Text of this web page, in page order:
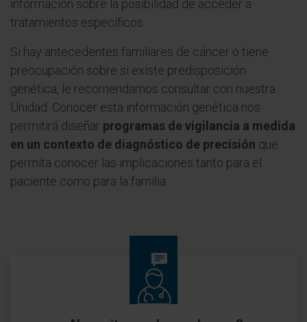
información sobre la posibilidad de acceder a
tratamientos específicos.
Si hay antecedentes familiares de cáncer o tiene
preocupación sobre si existe predisposición
genética, le recomendamos consultar con nuestra
Unidad. Conocer esta información genética nos
permitirá diseñar programas de vigilancia a medida
en un contexto de diagnóstico de precisión que
permita conocer las implicaciones tanto para el
paciente como para la familia.